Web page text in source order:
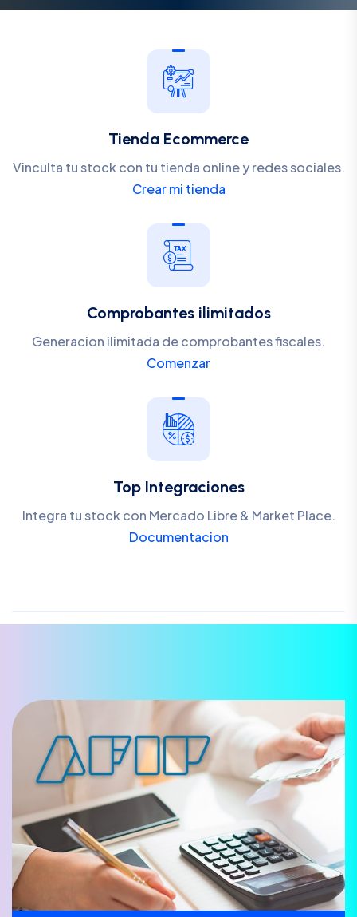
Tienda Ecommerce
Vinculta tu stock con tu tienda online y redes sociales.
Crear mi tienda
Comprobantes ilimitados
Generacion ilimitada de comprobantes fiscales.
Comenzar
Top Integraciones
Integra tu stock con Mercado Libre & Market Place.
Documentacion